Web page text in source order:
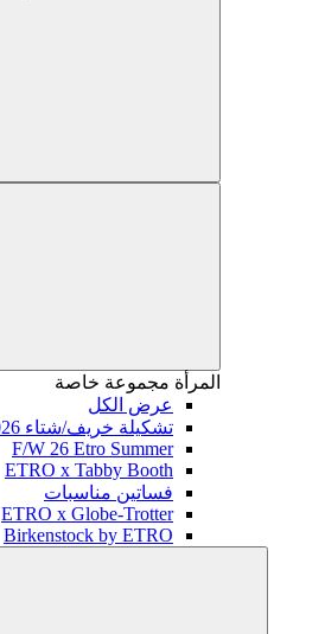
المرأة مجموعة خاصة
عرض الكل
تشكيلة خريف/شتاء 2026
F/W 26 Etro Summer
ETRO x Tabby Booth
فساتين مناسبات
ETRO x Globe-Trotter
Birkenstock by ETRO